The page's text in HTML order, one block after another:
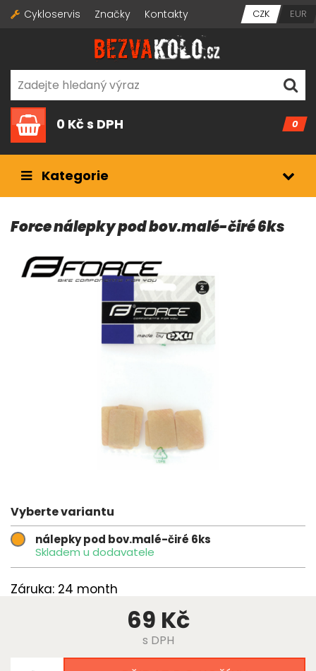
Cykloservis Značky Kontakty CZK EUR
0
0 Kčs DPH
Kategorie
Force nálepky pod bov.malé-čiré 6ks
Vyberte variantu
nálepky pod bov.malé-čiré 6ks
Skladem u dodavatele
Záruka: 24 month
69 Kč
s DPH